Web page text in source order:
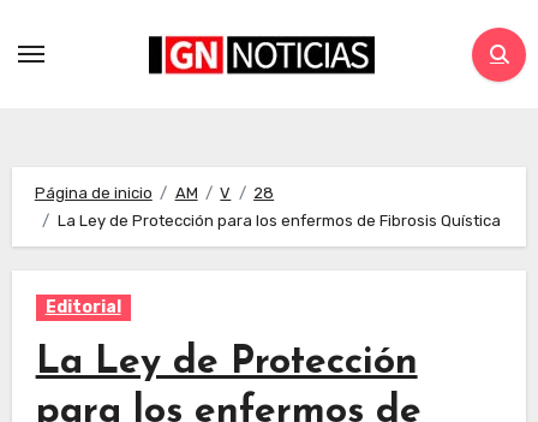
Página de inicio AM V
28
La Ley de Protección para los enfermos de Fibrosis Quística
Editorial
La Ley de Protección
para los enfermos de